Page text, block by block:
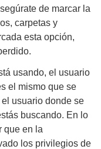
de marcar la
carpetas y
esta opción,
usando, el usuario
el mismo que se
usuario donde se
buscando. En lo
que en la
los privilegios de